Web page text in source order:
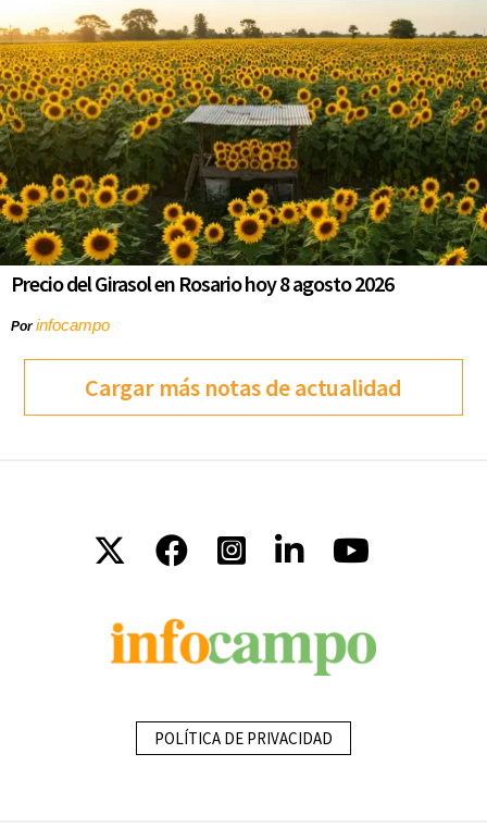
Precio del Girasol en Rosario hoy 8 agosto 2026
Porinfocampo
Cargar más notas de actualidad
POLÍTICA DE PRIVACIDAD